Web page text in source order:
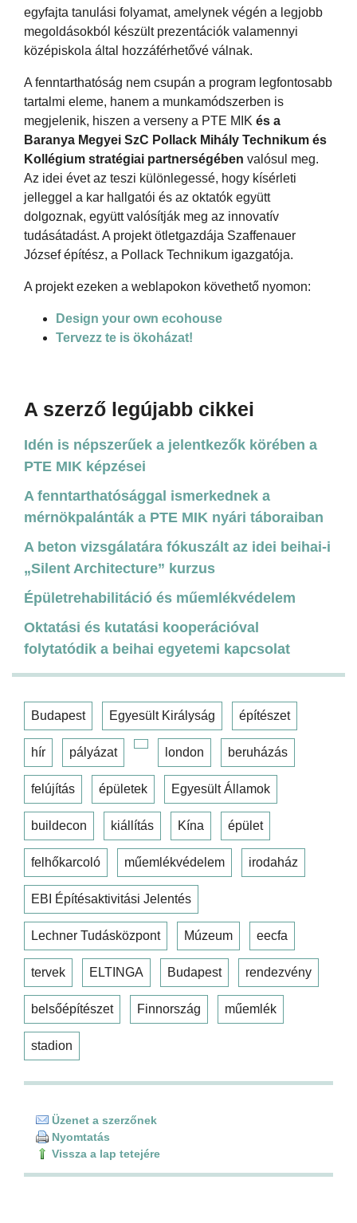
egyfajta tanulási folyamat, amelynek végén a legjobb
megoldásokból készült prezentációk valamennyi
középiskola által hozzáférhetővé válnak.
A fenntarthatóság nem csupán a program legfontosabb
tartalmi eleme, hanem a munkamódszerben is
megjelenik, hiszen a verseny a PTE MIK és a
Baranya Megyei SzC Pollack Mihály Technikum és
Kollégium stratégiai partnerségében valósul meg.
Az idei évet az teszi különlegessé, hogy kísérleti
jelleggel a kar hallgatói és az oktatók együtt
dolgoznak, együtt valósítják meg az innovatív
tudásátadást. A projekt ötletgazdája Szaffenauer
József építész, a Pollack Technikum igazgatója.
A projekt ezeken a weblapokon követhető nyomon:
Design your own ecohouse
Tervezz te is ökoházat!
A szerző legújabb cikkei
Idén is népszerűek a jelentkezők körében a
PTE MIK képzései
A fenntarthatósággal ismerkednek a
mérnökpalánták a PTE MIK nyári táboraiban
A beton vizsgálatára fókuszált az idei beihai-i
„Silent Architecture” kurzus
Épületrehabilitáció és műemlékvédelem
Oktatási és kutatási kooperációval
folytatódik a beihai egyetemi kapcsolat
Budapest Egyesült Királyság építészet
hír pályázat london beruházás
felújítás épületek Egyesült Államok
buildecon kiállítás Kína épület
felhőkarcoló műemlékvédelem irodaház
EBI Építésaktivitási Jelentés
Lechner Tudásközpont Múzeum eecfa
tervek ELTINGA Budapest rendezvény
belsőépítészet Finnország műemlék
stadion
Üzenet a szerzőnek
Nyomtatás
Vissza a lap tetejére